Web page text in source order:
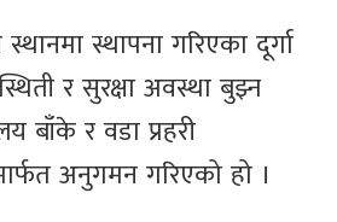
स्थानमा स्थापना गरिएका दूर्गा
र सुरक्षा अवस्था बुझ्न
बाँके र वडा प्रहरी
मार्फत अनुगमन गरिएको हो ।